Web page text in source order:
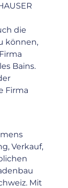
die
können,
Bains.
Firma
Verkauf,
Mit